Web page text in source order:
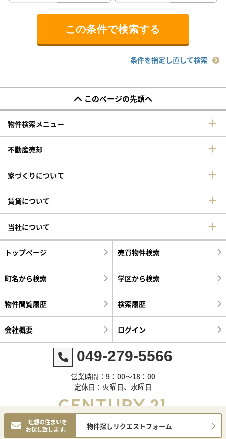
理想の住まいを
お探し致します。
物件探しリクエストフォーム
条件を指定し直して検索
このページの先頭へ
物件検索メニュー
不動産売却
家づくりについて
賃貸について
当社について
トップページ 売買物件検索
町名から検索 学区から検索
物件閲覧履歴 検索履歴
会社概要 ログイン
049-279-5566
営業時間：9：00～18：00
定休日：火曜日、水曜日